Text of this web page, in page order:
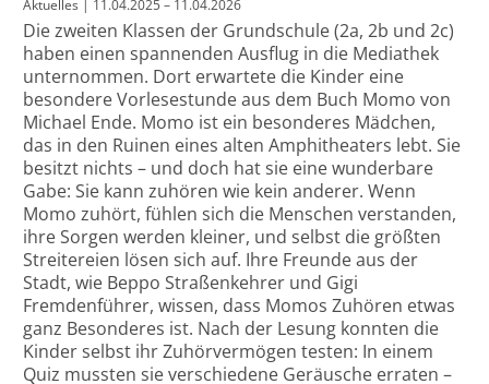
Aktuelles | 11.04.2025 – 11.04.2026
Die zweiten Klassen der Grundschule (2a, 2b und 2c)
haben einen spannenden Ausflug in die Mediathek
unternommen. Dort erwartete die Kinder eine
besondere Vorlesestunde aus dem Buch Momo von
Michael Ende. Momo ist ein besonderes Mädchen,
das in den Ruinen eines alten Amphitheaters lebt. Sie
besitzt nichts – und doch hat sie eine wunderbare
Gabe: Sie kann zuhören wie kein anderer. Wenn
Momo zuhört, fühlen sich die Menschen verstanden,
ihre Sorgen werden kleiner, und selbst die größten
Streitereien lösen sich auf. Ihre Freunde aus der
Stadt, wie Beppo Straßenkehrer und Gigi
Fremdenführer, wissen, dass Momos Zuhören etwas
ganz Besonderes ist. Nach der Lesung konnten die
Kinder selbst ihr Zuhörvermögen testen: In einem
Quiz mussten sie verschiedene Geräusche erraten –